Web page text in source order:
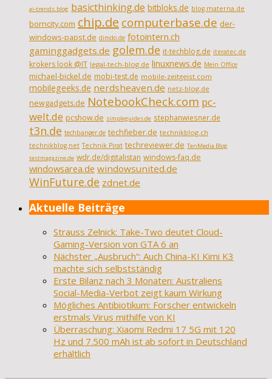
ai-trends.blog basicthinking.de bitbloks.de blog.materna.de
borncity.com chip.de computerbase.de der-
windows-papst.de dimdo.de fotointern.ch
gaminggadgets.de golem.de it-techblog.de iteratec.de
krokers look @IT legal-tech-blog.de linuxnews.de Mein Office
michael-bickel.de mobi-test.de mobile-zeitgeist.com
mobilegeeks.de nerdsheaven.de netz-blog.de
newgadgets.de NotebookCheck.com pc-
welt.de pcshow.de simpleguides.de stephanwiesner.de
t3n.de techbanger.de techfieber.de technikblog.ch
technikblog.net Technik Pirat techreviewer.de TenMedia Blog
testmagazine.de wdr.de/digitalistan windows-faq.de
windowsarea.de windowsunited.de
WinFuture.de zdnet.de
Aktuelle Beiträge
Strauss Zelnick: Take-Two deutet Cloud-
Gaming-Version von GTA 6 an
Nächster „Ausbruch“: Auch China-KI Kimi K3
machte sich selbstständig
Erste Bilanz nach 3 Monaten: Australiens
Social-Media-Verbot zeigt kaum Wirkung
Mögliches Antibiotikum: Forscher entwickeln
erstmals Virus mithilfe von KI
Überraschung: Xiaomi Redmi 17 5G mit 120
Hz und 7.500 mAh ist ab sofort in Deutschland
erhältlich